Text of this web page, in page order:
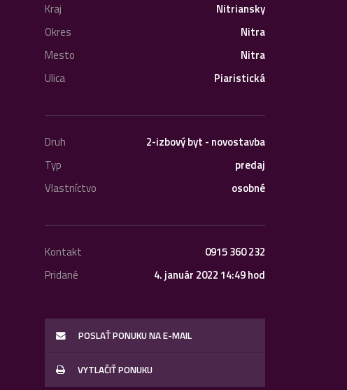
Kraj
Nitriansky
Okres
Nitra
Mesto
Nitra
Ulica
Piaristická
Druh
2-izbový byt - novostavba
Typ
predaj
Vlastníctvo
osobné
Kontakt
0915 360 232
Pridané
4. január 2022 14:49 hod
POSLAŤ PONUKU NA E-MAIL
VYTLAČIŤ PONUKU